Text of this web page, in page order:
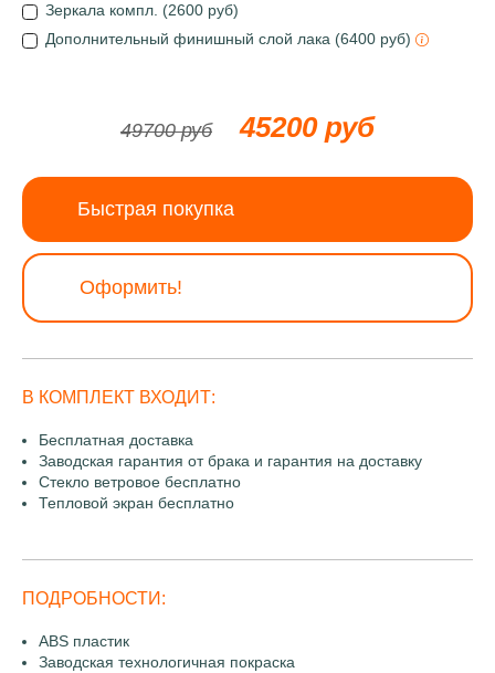
Зеркала компл. (2600 руб)
Дополнительный финишный слой лака (6400 руб)
49700 руб 45200 руб
Быстрая покупка
Оформить!
В КОМПЛЕКТ ВХОДИТ:
Бесплатная доставка
Заводская гарантия от брака и гарантия на доставку
Стекло ветровое бесплатно
Тепловой экран бесплатно
ПОДРОБНОСТИ:
ABS пластик
Заводская технологичная покраска